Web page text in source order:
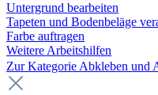
Untergrund bearbeiten
Tapeten und Bodenbeläge
Farbe auftragen
Weitere Arbeitshilfen
Zur Kategorie Abkleben und